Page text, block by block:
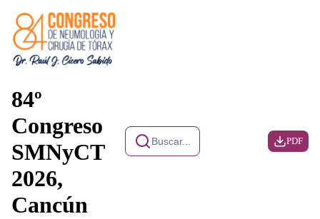
84º
Congreso
SMNyCT
2026,
Cancún
Buscar... PDF